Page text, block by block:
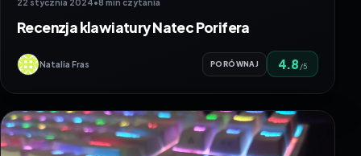
22 stycznia 2024•8 min czytania
Recenzja klawiatury Natec Porifera
Natalia Fras PORÓWNAJ 4.8 /5